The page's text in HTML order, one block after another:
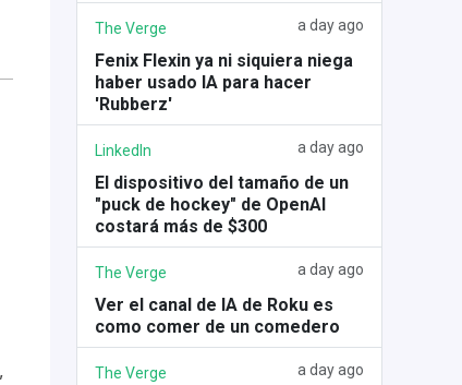
The Verge a day ago
Fenix Flexin ya ni siquiera niega
haber usado IA para hacer
'Rubberz'
LinkedIn a day ago
El dispositivo del tamaño de un
"puck de hockey" de OpenAI
costará más de $300
The Verge a day ago
Ver el canal de IA de Roku es
como comer de un comedero
The Verge a day ago